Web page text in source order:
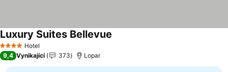
4 Počet hvězdiček
Hotel
Luxury Suites Bellevue
9,4 Vynikající 373 Lopar